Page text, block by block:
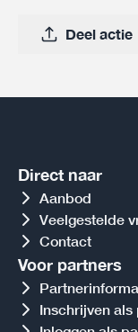
Deel actie
Direct naar
Aanbod
Veelgestelde
Contact
Voor partners
Inschrijven als